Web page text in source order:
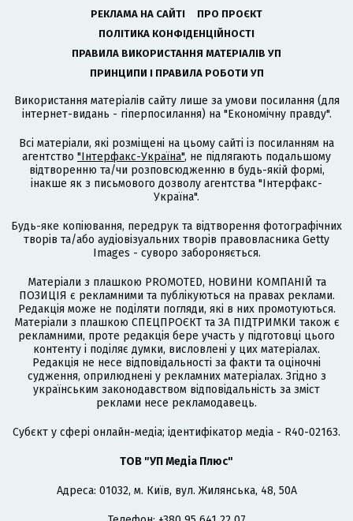
РЕКЛАМА НА САЙТІ
ПРО ПРОЄКТ
ПОЛІТИКА КОНФІДЕНЦІЙНОСТІ
ПРАВИЛА ВИКОРИСТАННЯ МАТЕРІАЛІВ УП
ПРИНЦИПИ І ПРАВИЛА РОБОТИ УП
Використання матеріалів сайту лише за умови посилання (для
інтернет-видань - гіперпосилання) на "Економічну правду".
Всі матеріали, які розміщені на цьому сайті із посиланням на
агентство "Інтерфакс-Україна", не підлягають подальшому
відтворенню та/чи розповсюдженню в будь-якій формі,
інакше як з письмового дозволу агентства "Інтерфакс-
Україна".
Будь-яке копіювання, передрук та відтворення фотографічних
творів та/або аудіовізуальних творів правовласника Getty
Images - суворо забороняється.
Матеріали з плашкою PROMOTED, НОВИНИ КОМПАНІЙ та
ПОЗИЦІЯ є рекламними та публікуються на правах реклами.
Редакція може не поділяти погляди, які в них промотуються.
Матеріали з плашкою СПЕЦПРОЄКТ та ЗА ПІДТРИМКИ також є
рекламними, проте редакція бере участь у підготовці цього
контенту і поділяє думки, висловлені у цих матеріалах.
Редакція не несе відповідальності за факти та оціночні
судження, оприлюднені у рекламних матеріалах. Згідно з
українським законодавством відповідальність за зміст
реклами несе рекламодавець.
Cубєкт у сфері онлайн-медіа; ідентифікатор медіа - R40-02163.
ТОВ "УП Медіа Плюс"
Адреса: 01032, м. Київ, вул. Жилянська, 48, 50А